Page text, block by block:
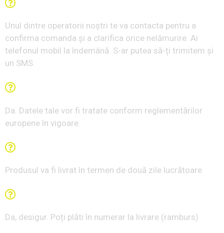
Unul dintre operatorii noștri te va contacta pentru a
confirma comanda și a clarifica orice nelămurire. Ai
telefonul mobil la îndemână. S-ar putea să-ți trimitem și
un SMS.
Da. Datele tale vor fi tratate conform reglementărilor
europene în vigoare.
Produsul va fi livrat în termen de două zile lucrătoare
Da, desigur. Poți plăti în numerar la livrare (ramburs)